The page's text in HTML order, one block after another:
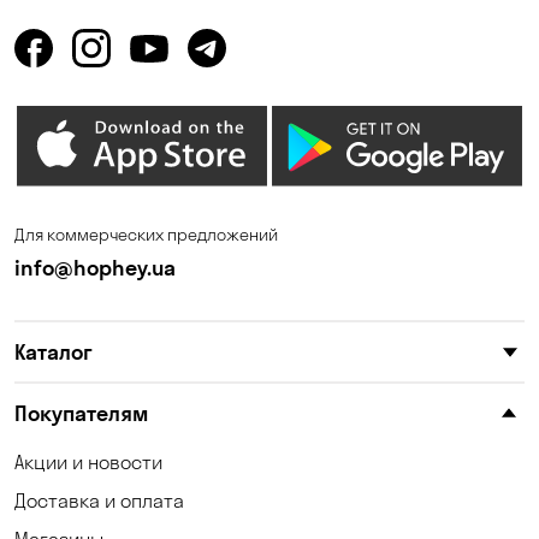
Гостомель
Запорожье Ирпень
Каменское
Княжичи
Котовка
Красноселка
Для коммерческих предложений
info@hophey.ua
Каталог
Покупателям
Акции и новости
Доставка и оплата